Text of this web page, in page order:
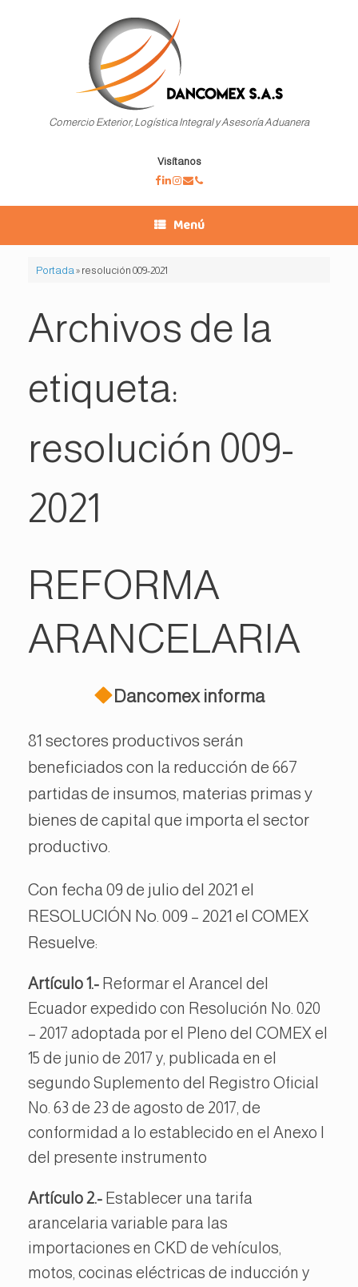
Comercio Exterior, Logística Integral y Asesoría Aduanera
Visítanos
Menú
Portada » resolución 009-2021
Archivos de la
etiqueta:
resolución 009-
2021
REFORMA
ARANCELARIA
Dancomex informa
81 sectores productivos serán
beneficiados con la reducción de 667
partidas de insumos, materias primas y
bienes de capital que importa el sector
productivo.
Con fecha 09 de julio del 2021 el
RESOLUCIÓN No. 009 – 2021 el COMEX
Resuelve:
Artículo 1.- Reformar el Arancel del
Ecuador expedido con Resolución No. 020
– 2017 adoptada por el Pleno del COMEX el
15 de junio de 2017 y, publicada en el
segundo Suplemento del Registro Oficial
No. 63 de 23 de agosto de 2017, de
conformidad a lo establecido en el Anexo I
del presente instrumento
Artículo 2.- Establecer una tarifa
arancelaria variable para las
importaciones en CKD de vehículos,
motos, cocinas eléctricas de inducción y